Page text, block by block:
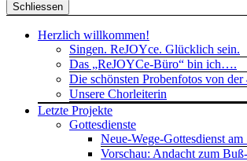
Schliessen
Herzlich willkommen!
Singen. ReJOYce. Glücklich sein.
Das „ReJOYCe-Büro“ bin ich….
Die schönsten Probenfotos von der
Unsere Chorleiterin
Letzte Projekte
Gottesdienste
Neue-Wege-Gottesdienst
Vorschau: Andacht zum